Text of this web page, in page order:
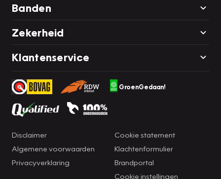
Banden
Zekerheid
Klantenservice
GroenGedaan!
Disclaimer
Algemene voorwaarden
Privacyverklaring
Cookie statement
Klachtenformulier
Brandportal
Cookie instellingen